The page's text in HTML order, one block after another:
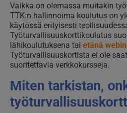
Vaikka on olemassa muitakin
TTK:n hallinnoima koulutus on
käytössä erityisesti
Työturvallisuuskorttikoulutus
lähikoulutuksena tai etänä
Työturvallisuuskortista ei ole
suoritettavia verkkokursseja.
Miten tarkistan,